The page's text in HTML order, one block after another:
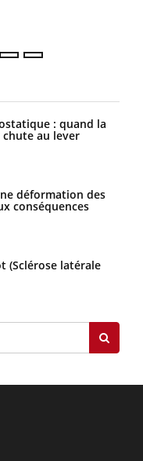
: quand la
au lever
déformation des
conséquences
(Sclérose latérale